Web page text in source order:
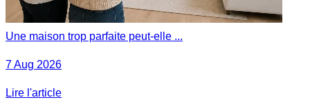
Une maison trop parfaite peut-elle ...
7 Aug 2026
Lire l'article